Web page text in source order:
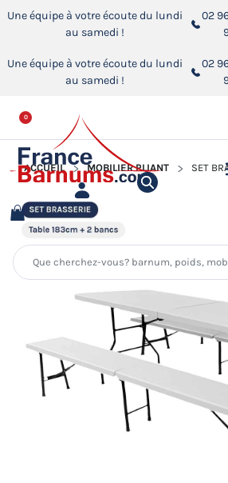
Une équipe à votre écoute du lundi
au samedi !
02
Une équipe à votre écoute du lundi
au samedi !
02
0
ACCUEIL MOBILIER PLIANT SET BRASSERIE PLIANT